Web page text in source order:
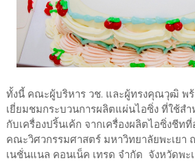
ทั้งนี้ คณะผู้บริหาร วช. และผู้ทรงคุณวุฒิ พ
เยี่ยมชมกระบวนการผลิตแผ่นไอซิ่ง ที่ใช้ส
กับเครื่องปริ้นเค้ก จากเครื่องผลิตไอซิ่งชีท
คณะวิศวกรรมศาสตร์ มหาวิทยาลัยพะเยา
เนชั่นแนล คอนเน็ค เทรด จำกัด จังหวัดพะ